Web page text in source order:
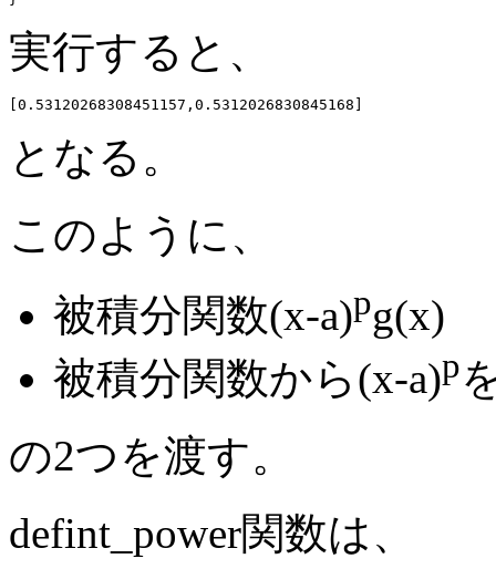
実行すると、
となる。
このように、
被積分関数(x-a)pg(x)
被積分関数から(x-a)p
の2つを渡す。
defint_power関数は、